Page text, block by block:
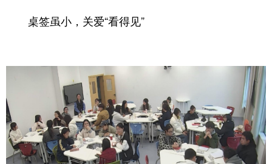
一带一路 上市公司
文化产业
地方频道
桌签虽小，关爱“看得见”